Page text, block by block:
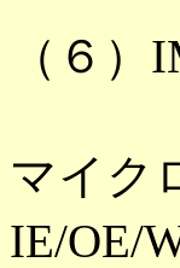
（６
マイク
IE/OE/